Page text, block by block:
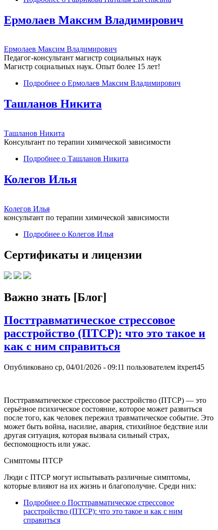
Ермолаев Максим Владимирович
Ермолаев Максим Владимирович
Педагог-консультант магистр социальных наук
Магистр социальных наук. Опыт более 15 лет!
Подробнее о Ермолаев Максим Владимирович
Ташланов Никита
Ташланов Никита
Консультант по терапии химической зависимости
Подробнее о Ташланов Никита
Колегов Илья
Колегов Илья
консультант по терапии химической зависимости
Подробнее о Колегов Илья
Сертификаты и лицензии
Важно знать [Блог]
Посттравматическое стрессовое
расстройство (ПТСР): что это такое и
как с ним справиться
Опубликовано ср, 04/01/2026 - 09:11 пользователем itxpert45
Посттравматическое стрессовое расстройство (ПТСР) — это
серьёзное психическое состояние, которое может развиться
после того, как человек пережил травматическое событие. Это
может быть война, насилие, авария, стихийное бедствие или
другая ситуация, которая вызвала сильный страх,
беспомощность или ужас.
Симптомы ПТСР
Люди с ПТСР могут испытывать различные симптомы,
которые влияют на их жизнь и благополучие. Среди них:
Подробнее о Посттравматическое стрессовое
расстройство (ПТСР): что это такое и как с ним
справиться